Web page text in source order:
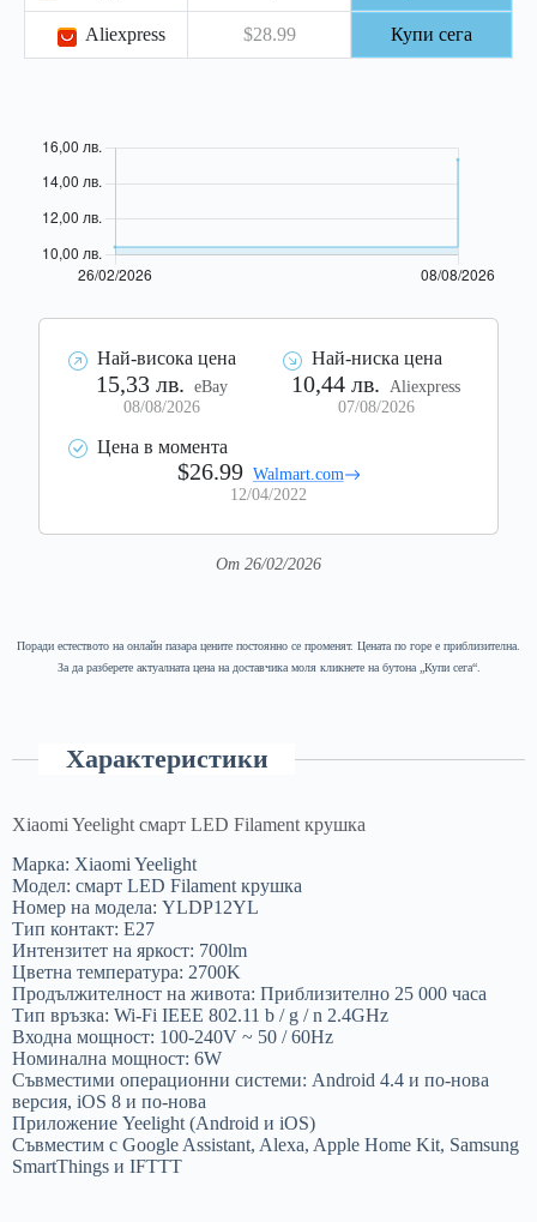
Aliexpress $28.99 Купи сега
Най-висока цена
15,33 лв. eBay
08/08/2026
Най-ниска цена
10,44 лв.
Aliexpress
07/08/2026
Цена в момента
$26.99 Walmart.com
12/04/2022
От 26/02/2026
Поради естеството на онлайн пазара цените постоянно се променят. Цената по горе е приблизителна.
За да разберете актуалната цена на доставчика моля кликнете на бутона „Купи сега“.
Характеристики
Xiaomi Yeelight смарт LED Filament крушка
Марка: Xiaomi Yeelight
Модел: смарт LED Filament крушка
Номер на модела: YLDP12YL
Тип контакт: E27
Интензитет на яркост: 700lm
Цветна температура: 2700K
Продължителност на живота: Приблизително 25 000 часа
Тип връзка: Wi-Fi IEEE 802.11 b / g / n 2.4GHz
Входна мощност: 100-240V ~ 50 / 60Hz
Номинална мощност: 6W
Съвместими операционни системи: Android 4.4 и по-нова
версия, iOS 8 и по-нова
Приложение Yeelight (Android и iOS)
Съвместим с Google Assistant, Alexa, Apple Home Kit, Samsung
SmartThings и IFTTT